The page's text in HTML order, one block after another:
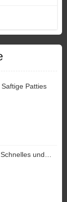
Patties
und…